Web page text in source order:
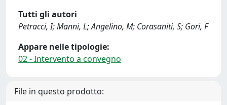
Tutti gli autori
Petracci, I; Manni, L; Angelino, M; Corasaniti, S; Gori, F
Appare nelle tipologie:
02 - Intervento a convegno
File in questo prodotto: